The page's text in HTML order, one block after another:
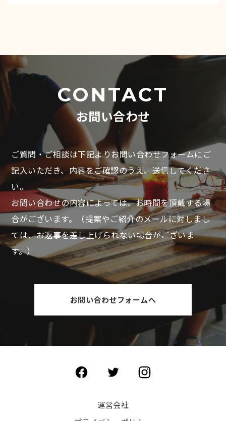
CONTACT
お問い合わせ
ご質問・ご相談は下記よりお問い合わせフォームにご
記入いただき、内容をご確認のうえ、送信してくださ
い。
お問い合わせの内容によっては、お時間を頂戴する場
合がございます。
（提案やご紹介のメールに対しまし
ては、お返事を差し上げられない場合がございま
す。）
お問い合わせフォームへ
運営会社